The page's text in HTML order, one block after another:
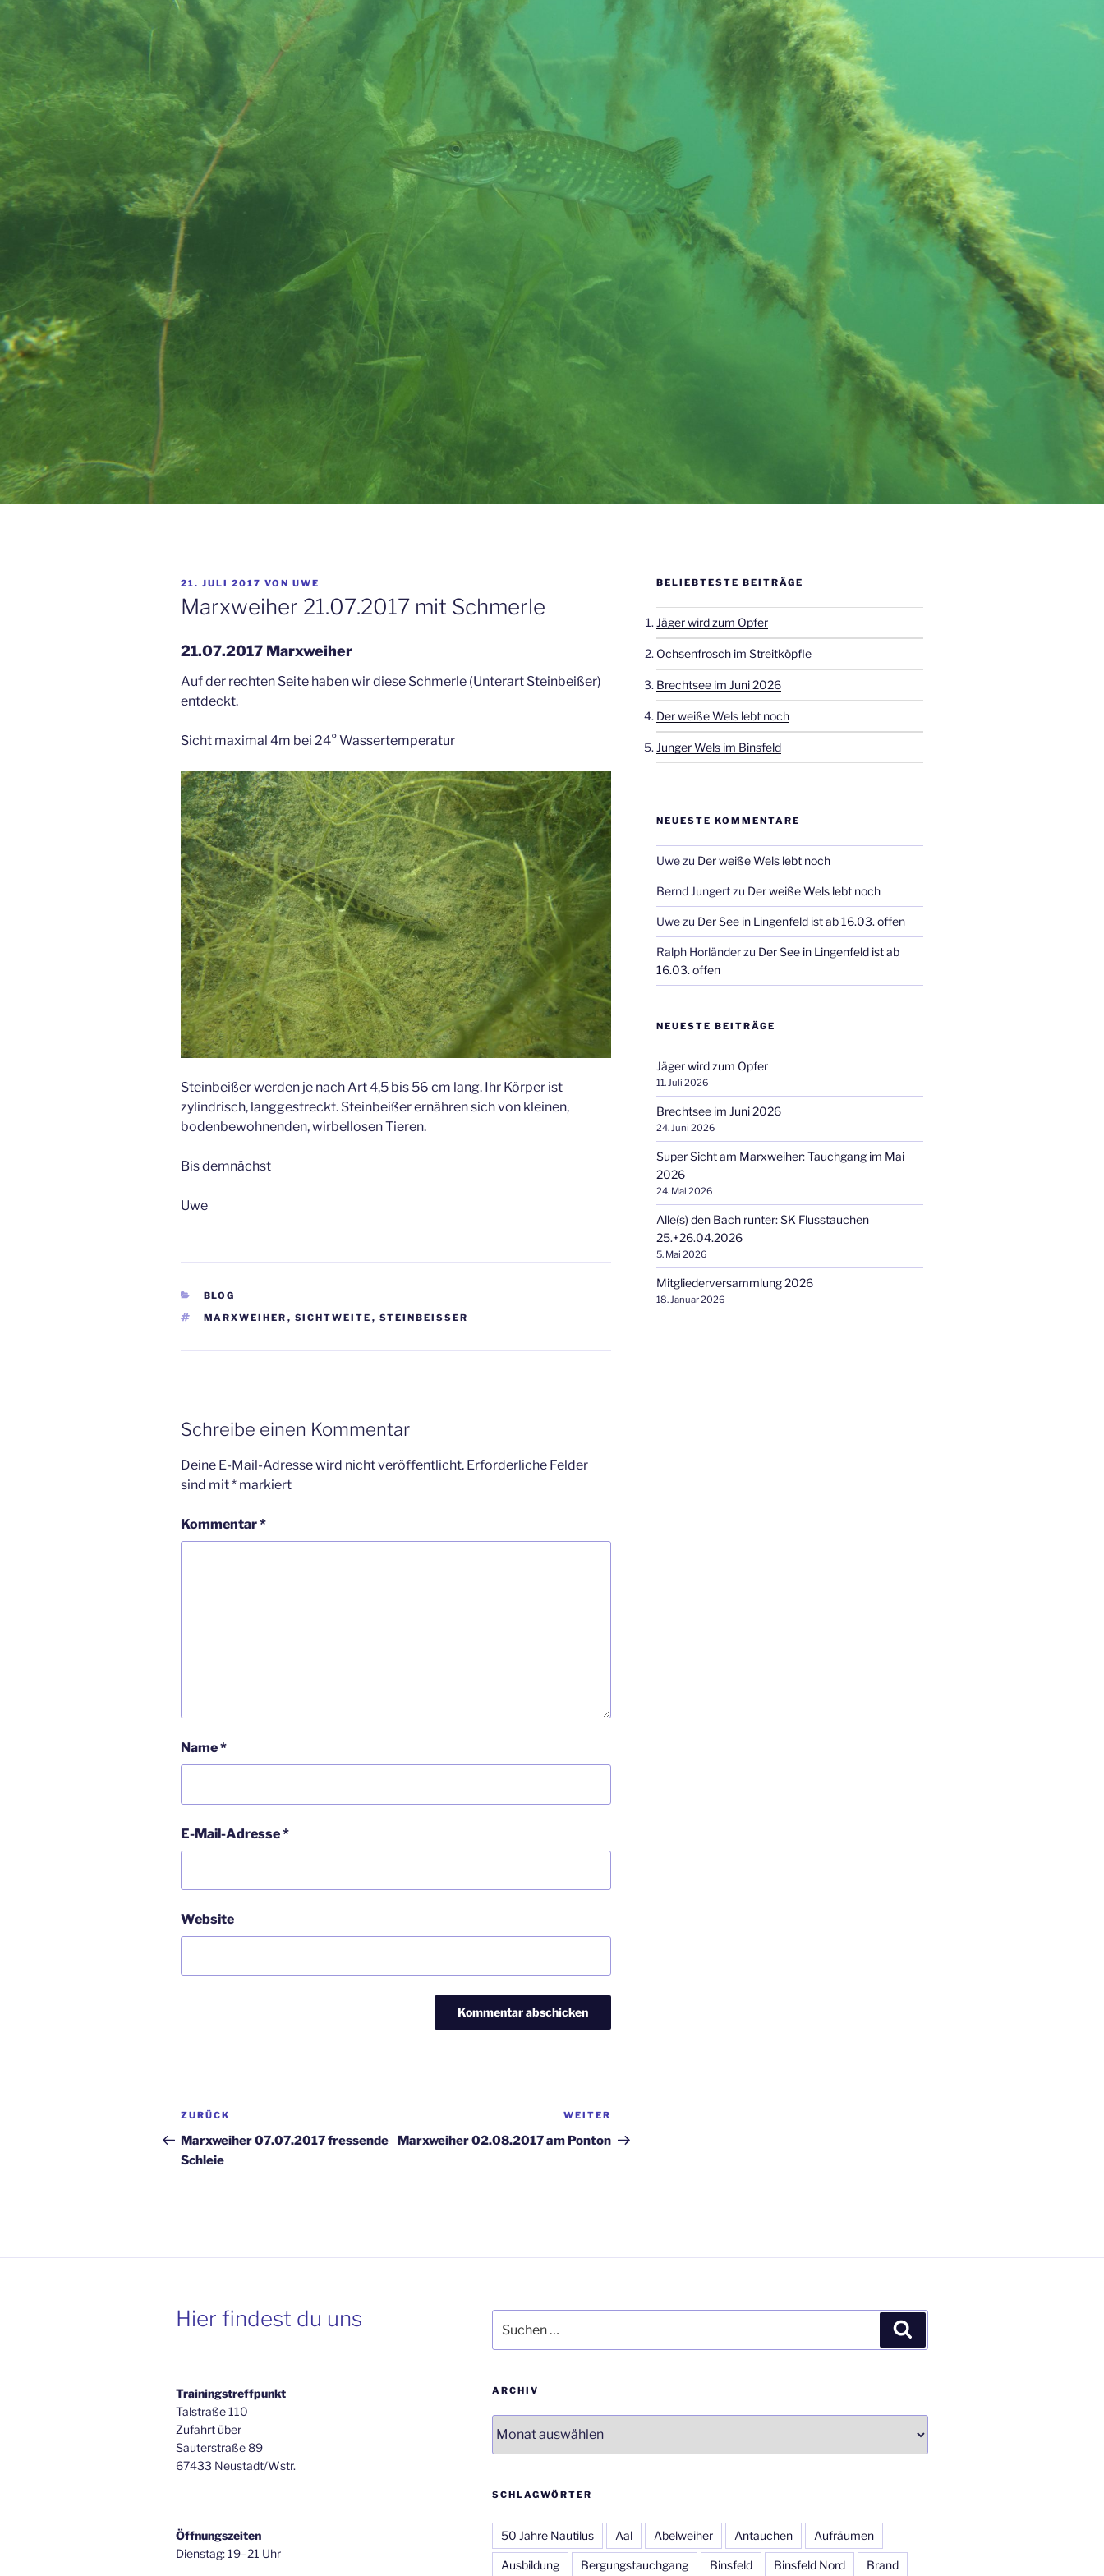
VERÖFFENTLICHT
AM
21. JULI 2017 VON UWE
Marxweiher 21.07.2017 mit Schmerle
21.07.2017 Marxweiher
Auf der rechten Seite haben wir diese Schmerle (Unterart Steinbeißer)
entdeckt.
Sicht maximal 4m bei 24° Wassertemperatur
Steinbeißer werden je nach Art 4,5 bis 56 cm lang. Ihr Körper ist
zylindrisch, langgestreckt. Steinbeißer ernähren sich von kleinen,
bodenbewohnenden, wirbellosen Tieren.
Bis demnächst
Uwe
KATEGORIEN
BLOG
SCHLAGWÖRTER
MARXWEIHER , SICHTWEITE , STEINBEISSER
Schreibe einen Kommentar
Deine E-Mail-Adresse wird nicht veröffentlicht. Erforderliche Felder
sind mit* markiert
Kommentar*
Name*
E-Mail-Adresse*
Website
Beitragsnavigation
Vorheriger
Beitrag
ZURÜCK
Marxweiher 07.07.2017 fressende
Schleie
Beitrag
WEITER
Marxweiher 02.08.2017 am Ponton
BELIEBTESTE BEITRÄGE
Jäger wird zum Opfer
Ochsenfrosch im Streitköpfle
Brechtsee im Juni 2026
Der weiße Wels lebt noch
Junger Wels im Binsfeld
NEUESTE KOMMENTARE
Uwezu Der weiße Wels lebt noch
Bernd Jungertzu Der weiße Wels lebt noch
Uwezu Der See in Lingenfeld ist ab 16.03. offen
Ralph Horländerzu Der See in Lingenfeld ist ab
16.03. offen
NEUESTE BEITRÄGE
Jäger wird zum Opfer
11. Juli 2026
Brechtsee im Juni 2026
24. Juni 2026
Super Sicht am Marxweiher: Tauchgang im Mai
2026
24. Mai 2026
Alle(s) den Bach runter: SK Flusstauchen
25.+26.04.2026
5. Mai 2026
Mitgliederversammlung 2026
18. Januar 2026
Hier findest du uns
Trainingstreffpunkt
Talstraße 110
Zufahrt über
Sauterstraße 89
67433 Neustadt/Wstr.
Öffnungszeiten
Dienstag: 19–21 Uhr
nach:
ARCHIV
SCHLAGWÖRTER
50 Jahre Nautilus Aal Abelweiher Antauchen Aufräumen
Ausbildung Bergungstauchgang Binsfeld Binsfeld Nord Brand